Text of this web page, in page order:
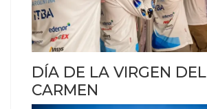
DÍA DE LA VIRGEN DEL
CARMEN